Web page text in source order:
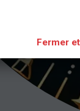
Fermer